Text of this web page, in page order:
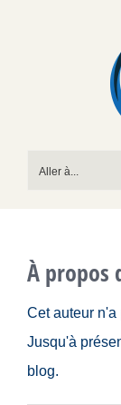
Aller à...
À propos
Cet auteur
Jusqu'à
blog.